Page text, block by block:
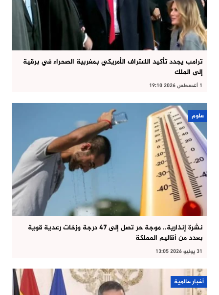
ترامب يجدد تأكيد الاعتراف الأمريكي بمغربية الصحراء في برقية
إلى الملك
1 أغسطس 2026 19:10
علوم
نشرة إنذارية.. موجة حر تصل إلى 47 درجة وزخات رعدية قوية
بعدد من أقاليم المملكة
31 يوليو 2026 13:05
أخبار عالمية